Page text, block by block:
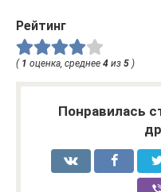
Рейтинг
( 1 оценка, среднее 4 из 5 )
Понравилась